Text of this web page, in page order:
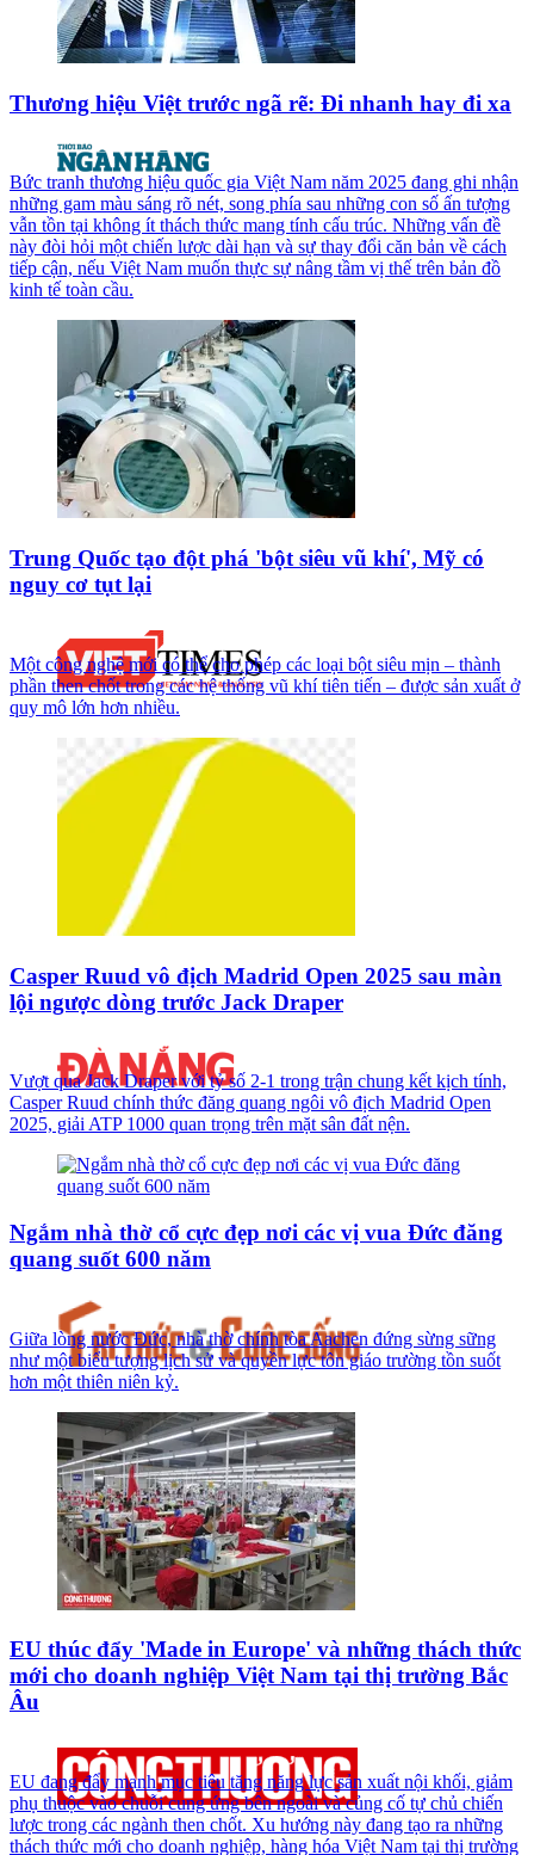
Thương hiệu Việt trước ngã rẽ: Đi nhanh hay đi xa
Bức tranh thương hiệu quốc gia Việt Nam năm 2025 đang ghi nhận
những gam màu sáng rõ nét, song phía sau những con số ấn tượng
vẫn tồn tại không ít thách thức mang tính cấu trúc. Những vấn đề
này đòi hỏi một chiến lược dài hạn và sự thay đổi căn bản về cách
tiếp cận, nếu Việt Nam muốn thực sự nâng tầm vị thế trên bản đồ
kinh tế toàn cầu.
Trung Quốc tạo đột phá 'bột siêu vũ khí', Mỹ có
nguy cơ tụt lại
Một công nghệ mới có thể cho phép các loại bột siêu mịn – thành
phần then chốt trong các hệ thống vũ khí tiên tiến – được sản xuất ở
quy mô lớn hơn nhiều.
Casper Ruud vô địch Madrid Open 2025 sau màn
lội ngược dòng trước Jack Draper
Vượt qua Jack Draper với tỷ số 2-1 trong trận chung kết kịch tính,
Casper Ruud chính thức đăng quang ngôi vô địch Madrid Open
2025, giải ATP 1000 quan trọng trên mặt sân đất nện.
Ngắm nhà thờ cổ cực đẹp nơi các vị vua Đức đăng
quang suốt 600 năm
Giữa lòng nước Đức, nhà thờ chính tòa Aachen đứng sừng sững
như một biểu tượng lịch sử và quyền lực tôn giáo trường tồn suốt
hơn một thiên niên kỷ.
EU thúc đẩy 'Made in Europe' và những thách thức
mới cho doanh nghiệp Việt Nam tại thị trường Bắc
Âu
EU đang đẩy mạnh mục tiêu tăng năng lực sản xuất nội khối, giảm
phụ thuộc vào chuỗi cung ứng bên ngoài và củng cố tự chủ chiến
lược trong các ngành then chốt. Xu hướng này đang tạo ra những
thách thức mới cho doanh nghiệp, hàng hóa Việt Nam tại thị trường